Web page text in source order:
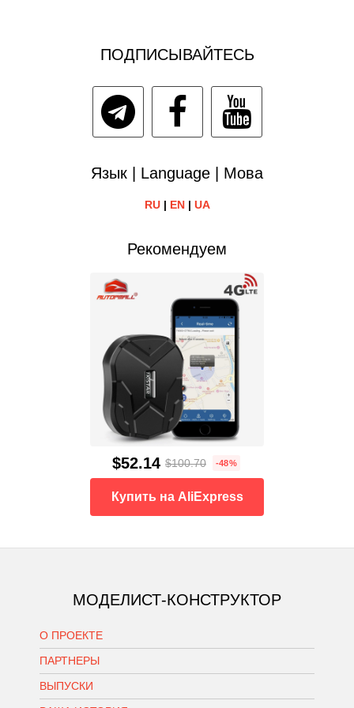
ПОДПИСЫВАЙТЕСЬ
Язык | Language | Мова
RU| EN| UA
Рекомендуем
$52.14 $100.70 -48%
Купить на AliExpress
МОДЕЛИСТ-КОНСТРУКТОР
О ПРОЕКТЕ
ПАРТНЕРЫ
ВЫПУСКИ